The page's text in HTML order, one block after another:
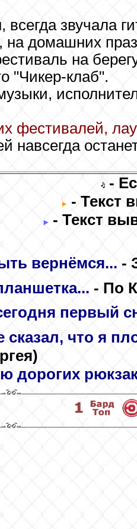
звучала
на домашних
на
"Чикер-клаб".
фестивалей,
навсегда
-
- Текст
- Текст
вернёмся... -
- По
первый
что я
дорогих